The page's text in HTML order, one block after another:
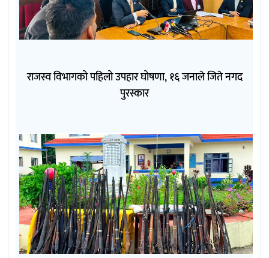
राजस्व विभागको पहिलो उपहार घोषणा, १६ जनाले जिते नगद
पुरस्कार